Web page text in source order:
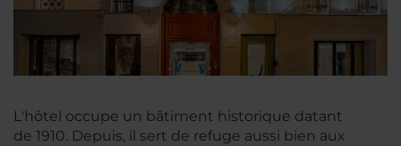
L'hôtel occupe un bâtiment historique datant
de 1910. Depuis, il sert de refuge aussi bien aux